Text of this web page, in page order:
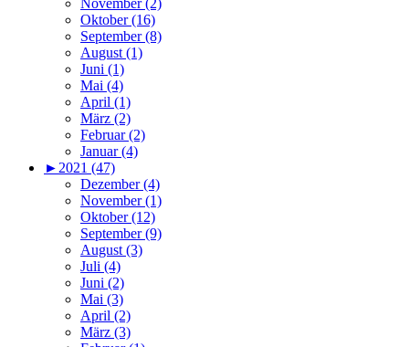
November (2)
Oktober (16)
September (8)
August (1)
Juni (1)
Mai (4)
April (1)
März (2)
Februar (2)
Januar (4)
► 2021 (47)
Dezember (4)
November (1)
Oktober (12)
September (9)
August (3)
Juli (4)
Juni (2)
Mai (3)
April (2)
März (3)